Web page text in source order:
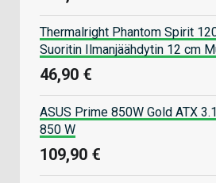
Thermalright Phantom Spirit
Suoritin Ilmanjäähdytin 12 cm
46,90 €
ASUS Prime 850W Gold ATX
850 W
109,90 €